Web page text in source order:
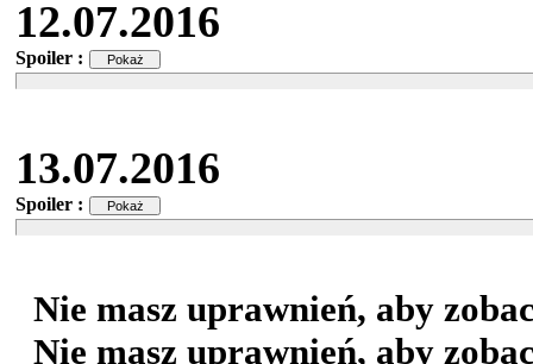
12.07.2016
Spoiler :
13.07.2016
Spoiler :
Nie masz uprawnień, aby
Nie masz uprawnień, aby